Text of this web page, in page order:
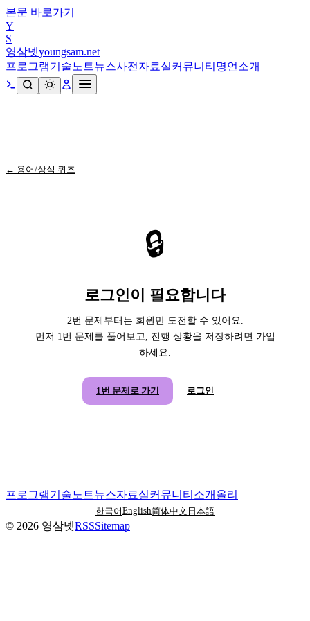
본문 바로가기
Y
S
영삼넷youngsam.net
프로그램기술노트뉴스사전 자료실커뮤니티 명언 소개
← 용어/상식 퀴즈
🔒
로그인이 필요합니다
2번 문제부터는 회원만 도전할 수 있어요.
먼저 1번 문제를 풀어보고, 진행 상황을 저장하려면 가입
하세요.
1번 문제로 가기 로그인
프로그램기술노트뉴스자료실커뮤니티 소개 올리
한국어English简体中文 日本語
© 2026 영삼넷RSSSitemap